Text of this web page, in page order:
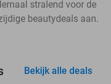
stralend voor de
beautydeals aan.
Bekijk alle deals